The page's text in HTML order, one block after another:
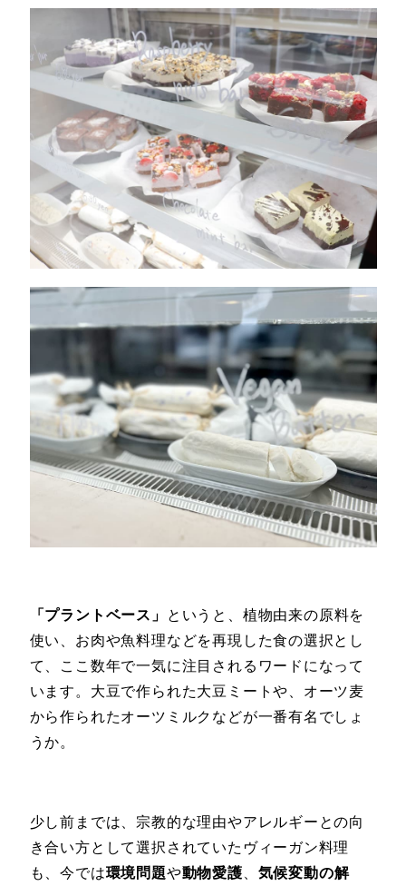
「プラントベース」 というと、植物由来の原料を
使い、お肉や魚料理などを再現した食の選択とし
て、ここ数年で一気に注目されるワードになって
います。大豆で作られた大豆ミートや、オーツ麦
から作られたオーツミルクなどが一番有名でしょ
うか。
少し前までは、宗教的な理由やアレルギーとの向
き合い方として選択されていたヴィーガン料理
も、今では環境問題や動物愛護、 気候変動の解